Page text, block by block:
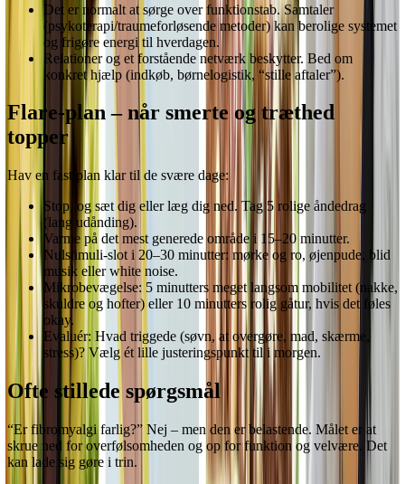
Det er normalt at sørge over funktionstab. Samtaler
(psykoterapi/traumeforløsende metoder) kan berolige systemet
og frigøre energi til hverdagen.
Relationer og et forstående netværk beskytter. Bed om
konkret hjælp (indkøb, børnelogistik, “stille aftaler”).
Flare-plan – når smerte og træthed
topper
Hav en fast plan klar til de svære dage:
Stop, og sæt dig eller læg dig ned. Tag 5 rolige åndedrag
(lang udånding).
Varme på det mest generede område i 15–20 minutter.
Nulstimuli-slot i 20–30 minutter: mørke og ro, øjenpude, blid
musik eller white noise.
Mikrobevægelse: 5 minutters meget langsom mobilitet (nakke,
skuldre og hofter) eller 10 minutters rolig gåtur, hvis det føles
okay.
Evaluér: Hvad triggede (søvn, at overgøre, mad, skærme,
stress)? Vælg ét lille justeringspunkt til i morgen.
Ofte stillede spørgsmål
“Er fibromyalgi farlig?” Nej – men den er belastende. Målet er at
skrue ned for overfølsomheden og op for funktion og velvære. Det
kan lade sig gøre i trin.